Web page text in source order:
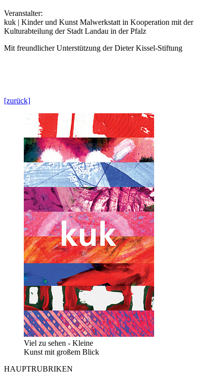
Veranstalter:
kuk | Kinder und Kunst Malwerkstatt in Kooperation mit der
Kulturabteilung der Stadt Landau in der Pfalz
Mit freundlicher Unterstützung der Dieter Kissel-Stiftung
[zurück]
Viel zu sehen - Kleine
Kunst mit großem Blick
HAUPTRUBRIKEN